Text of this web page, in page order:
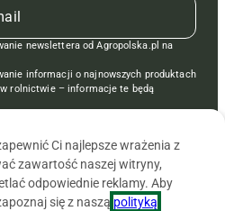
newslettera od Agropolska.pl na
informacji o najnowszych produktach
rolnictwie – informacje te będą
Ci najlepsze wrażenia z
zawartość naszej witryny,
odpowiednie reklamy. Aby
się z naszą polityką